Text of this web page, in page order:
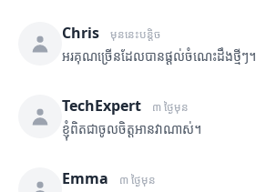
Chris មុននេះបន្តិច
អរគុណច្រើនដែលបានផ្តល់ចំណេះដឹងថ្មីៗ។
TechExpert ៣ ថ្ងៃមុន
ខ្ញុំពិតជាចូលចិត្តអានវាណាស់។
Emma ៣ ថ្ងៃមុន